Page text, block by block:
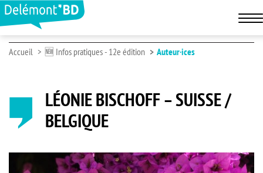
Accueil 🆕 Infos pratiques - 12e édition Auteur·ices
LÉONIE BISCHOFF – SUISSE /
BELGIQUE